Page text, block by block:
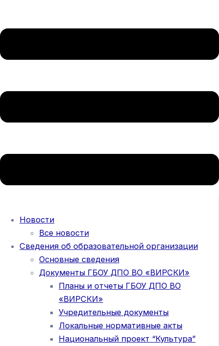
Новости
Все новости
Сведения об образовательной организации
Основные сведения
Документы ГБОУ ДПО ВО «ВИРСКИ»
Планы и отчеты ГБОУ ДПО ВО
«ВИРСКИ»
Учредительные документы
Локальные нормативные акты
Национальный проект “Культура”